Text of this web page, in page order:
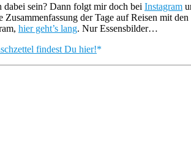
dabei sein? Dann folgt mir doch bei Instagram
Zusammenfassung der Tage auf Reisen mit
hier geht’s lang. Nur Essensbilder…
findest Du hier!